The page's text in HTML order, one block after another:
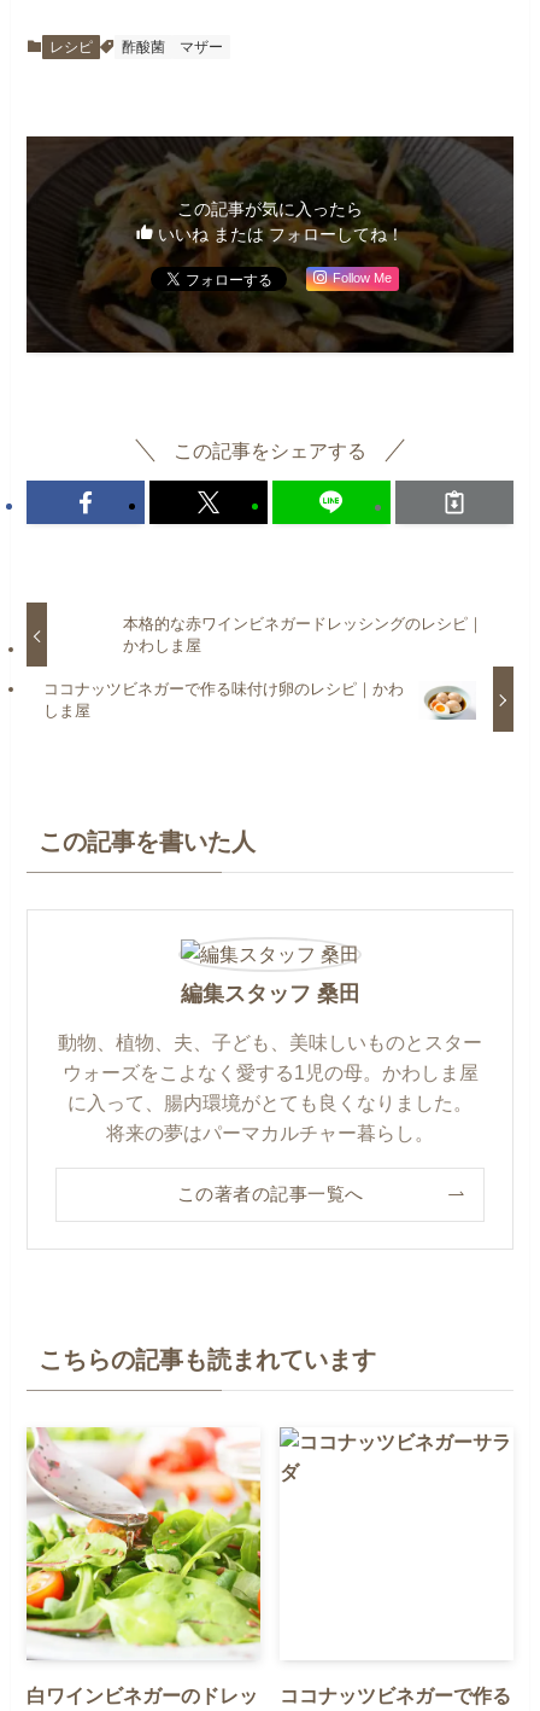
レシピ 酢酸菌 マザー
この記事が気に入ったら
いいね または フォローしてね！
Follow Me
この記事をシェアする
本格的な赤ワインビネガードレッシングのレシピ｜
かわしま屋
ココナッツビネガーで作る味付け卵のレシピ｜かわ
しま屋
この記事を書いた人
編集スタッフ 桑田
動物、植物、夫、子ども、美味しいものとスター
ウォーズをこよなく愛する1児の母。かわしま屋
に入って、腸内環境がとても良くなりました。
将来の夢はパーマカルチャー暮らし。
この著者の記事一覧へ
こちらの記事も読まれています
白ワインビネガーのドレッ
ココナッツビネガーで作る